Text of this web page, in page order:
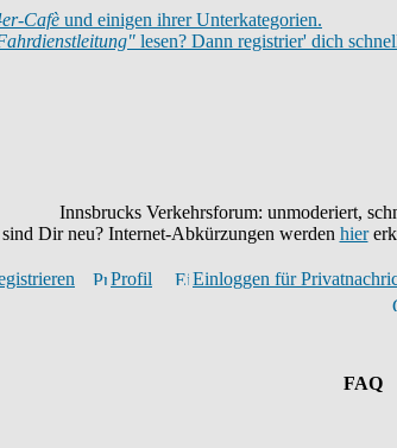
Cafè und einigen ihrer Unterkategorien.
lesen? Dann registrier' dich
Innsbrucks Verkehrsforum: unmoderiert,
Dir neu? Internet-Abkürzungen werden hier
Profil Einloggen für
FAQ